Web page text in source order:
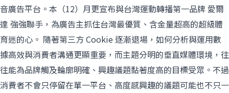
音廣告平台。本（12）月更宣布與台灣運動轉播第一品牌 愛爾
達 強強聯手，為廣告主抓住台灣最優質、含金量超高的超級體
育迷的心。 隨著第三方 Cookie 逐漸退場，如何分析與運用數
據高效與消費者溝通更顯重要，而主題分明的垂直媒體環境，往
往能為品牌觸及輪廓明確、興趣議題黏著度高的目標受眾。不過
消費者不會只停留在單一平台、高度感興趣的議題可能也不只一